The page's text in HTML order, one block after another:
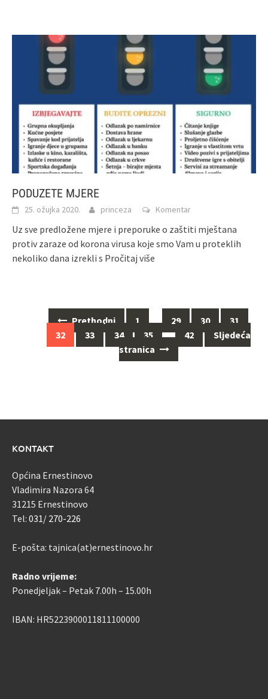
PODUZETE MJERE
25. ožujka 2020. princeza Komentar
Uz sve predložene mjere i preporuke o zaštiti mještana
protiv zaraze od korona virusa koje smo Vam u proteklih
nekoliko dana izrekli s Pročitaj više
Navigacija
Prethodni 1 … 29 30
31
32
33 34 35 … 42
Sljedeća
stranica
KONTAKT
Općina Ernestinovo
Vladimira Nazora 64
31215 Ernestinovo
Tel: 031/ 270-226
E-pošta: tajnica(at)ernestinovo.hr
Radno vrijeme:
Ponedjeljak – Petak 7.00h – 15.00h
IBAN: HR5223900011811100000